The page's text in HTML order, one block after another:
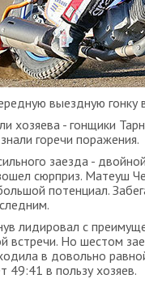
выездную гонку
хозяева - гонщики
горечи поражения.
заезда -
сюрприз. Матеуш
потенциал.
лидировал с
встречи. Но шестом
в довольно
49:41 в пользу хозяев.